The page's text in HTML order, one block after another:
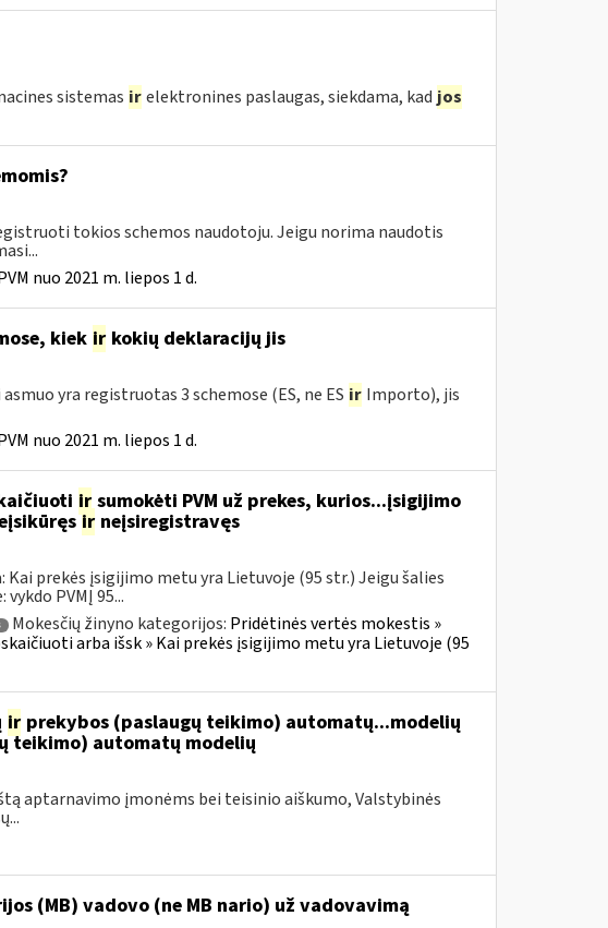
sistemas ir elektronines paslaugas, siekdama, kad jos
tokios schemos naudotoju. Jeigu norima naudotis
nuo 2021 m. liepos 1 d.
kiek irkokių deklaracijų jis
yra registruotas 3 schemose (ES, ne ES ir Importo), jis
nuo 2021 m. liepos 1 d.
irsumokėti PVM už prekes, kurios...įsigijimo
irneįsiregistravęs
prekės įsigijimo metu yra Lietuvoje (95 str.) Jeigu šalies
PVMĮ 95...
Mokesčių žinyno kategorijos: Pridėtinės vertės mokestis »
arba išsk » Kai prekės įsigijimo metu yra Lietuvoje (95
irprekybos (paslaugų teikimo) automatų...modelių
teikimo) automatų modelių
aptarnavimo įmonėms bei teisinio aiškumo, Valstybinės
(MB) vadovo (ne MB nario) už vadovavimą